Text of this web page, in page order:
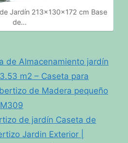
Jardín 213x130x172 cm Base
de…
de Almacenamiento jardín
m2 – Caseta para
de Madera pequeño
de jardín Caseta de
Jardin Exterior |